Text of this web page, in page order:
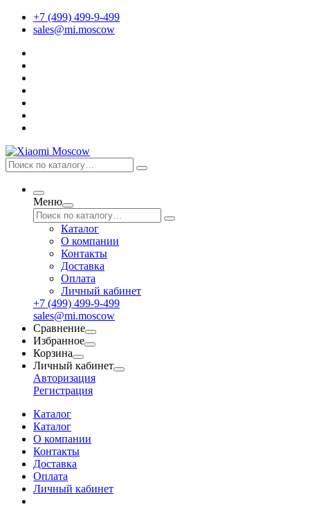
+7 (499) 499-9-499
sales@mi.moscow
Меню
Каталог
О компании
Контакты
Доставка
Оплата
Личный кабинет
+7 (499) 499-9-499
sales@mi.moscow
Сравнение
Избранное
Корзина
Личный кабинет
Авторизация
Регистрация
Каталог
Каталог
О компании
Контакты
Доставка
Оплата
Личный кабинет